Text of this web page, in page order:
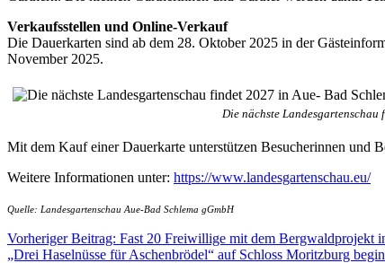
Verkaufsstellen und Online-Verkauf
Die Dauerkarten sind ab dem 28. Oktober 2025 in der
November 2025.
Die nächste
Mit dem Kauf einer Dauerkarte unterstützen Besucherinnen und
Weitere Informationen unter: https://www.landesgartenschau.eu/
Quelle: Landesgartenschau Aue-Bad Schlema gGmbH
Vorheriger Beitrag: Fast 20 Freiwillige mit dem Bergwaldprojekt
„Drei Haselnüsse für Aschenbrödel“ auf Schloss Moritzburg